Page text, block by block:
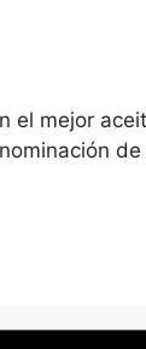
mejor